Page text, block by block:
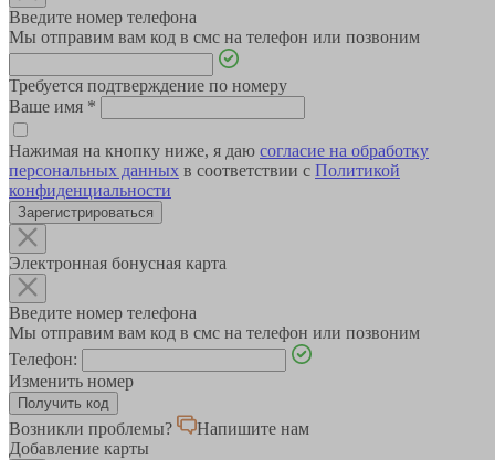
Введите номер телефона
Мы отправим вам код в смс на телефон или позвоним
Требуется подтверждение по номеру
Ваше имя *
Нажимая на кнопку ниже, я даю согласие на обработку
персональных данных в соответствии с Политикой
конфиденциальности
Зарегистрироваться
Электронная бонусная карта
Введите номер телефона
Мы отправим вам код в смс на телефон или позвоним
Телефон:
Изменить номер
Возникли проблемы?
Напишите нам
Добавление карты